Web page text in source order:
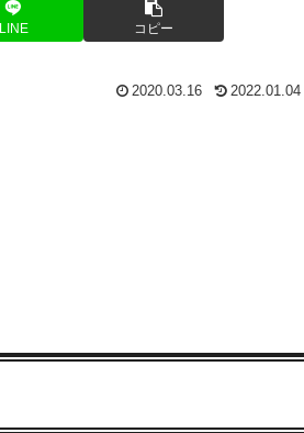
LINE コピー
2020.03.16 2022.01.04